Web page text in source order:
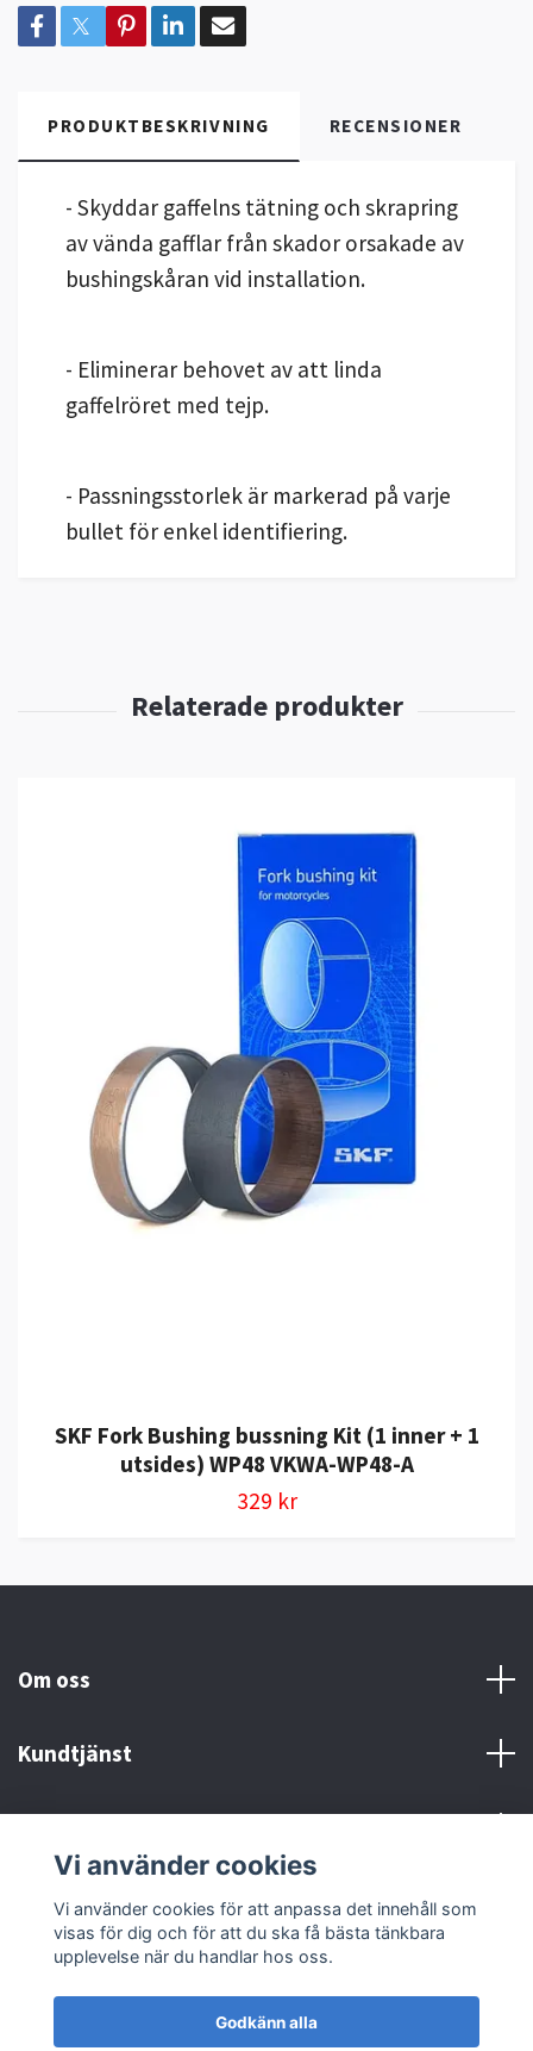
PRODUKTBESKRIVNING RECENSIONER
- Skyddar gaffelns tätning och skrapring
av vända gafflar från skador orsakade av
bushingskåran vid installation.
- Eliminerar behovet av att linda
gaffelröret med tejp.
- Passningsstorlek är markerad på varje
bullet för enkel identifiering.
SKF Fork Bushing bussning Kit (1 inner + 1
utsides) WP48 VKWA-WP48-A
329 kr
Om oss
Kundtjänst
Sociala medier
Vi använder cookies
Vi använder cookies för att anpassa det innehåll som
visas för dig och för att du ska få bästa tänkbara
upplevelse när du handlar hos oss.
Godkänn alla